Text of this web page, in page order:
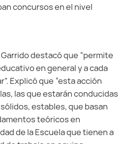
concursos en el nivel
destacó que “permite
en general y a cada
Explicó que “esta acción
las que estarán conducidas
estables, que basan
teóricos en
de la Escuela que tienen a